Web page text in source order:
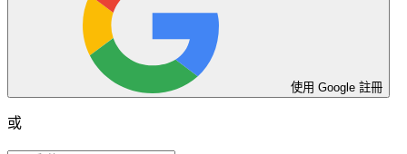
使用 Google 註冊
或